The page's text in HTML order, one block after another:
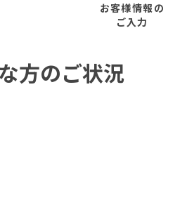
お客様情報の
ご入力
方のご状況